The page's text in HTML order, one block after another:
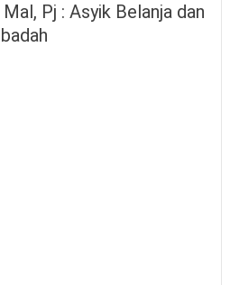
Pj : Asyik Belanja dan